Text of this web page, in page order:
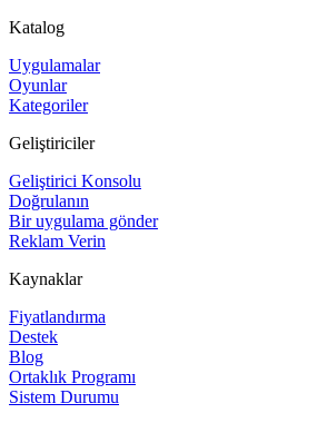
Katalog
Uygulamalar
Oyunlar
Kategoriler
Geliştiriciler
Geliştirici Konsolu
Doğrulanın
Bir uygulama gönder
Reklam Verin
Kaynaklar
Fiyatlandırma
Destek
Blog
Ortaklık Programı
Sistem Durumu